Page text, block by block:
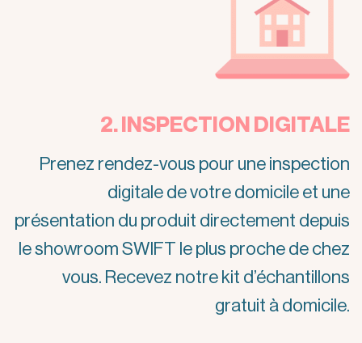
2. INSPECTION DIGITALE
Prenez rendez-vous pour une inspection
digitale de votre domicile et une
présentation du produit directement depuis
le showroom SWIFT le plus proche de chez
vous. Recevez notre kit d’échantillons
gratuit à domicile.